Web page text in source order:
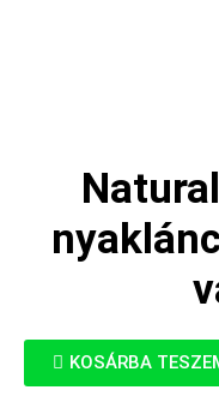
KOSÁRBA